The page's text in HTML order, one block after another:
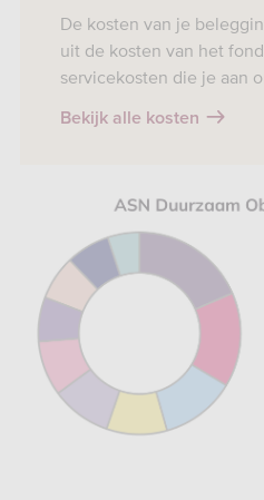
De kosten van je
uit de kosten van het
servicekosten die je aan
Bekijk alle kosten